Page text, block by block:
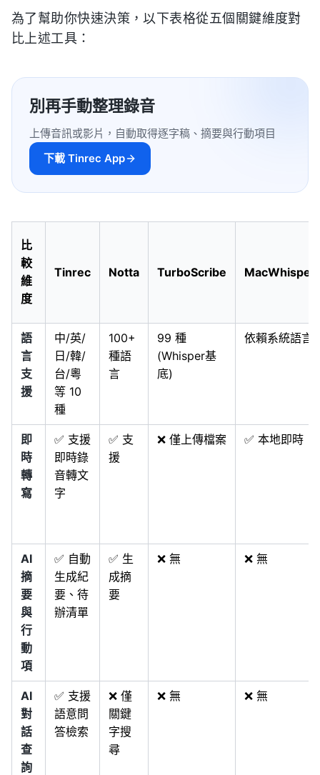
為了幫助你快速決策，以下表格從五個關鍵維度對
比上述工具：
別再手動整理錄音
上傳音訊或影片，自動取得逐字稿、摘要與行動項目
下載 Tinrec App
比
較
維
度
Tinrec Notta TurboScribe MacWhisper
語
言
支
援
中/英/
日/韓/
台/粵
等 10
種
100+
種語
言
99 種
(Whisper基
底)
依賴系統語言
即
時
轉
寫
✅ 支援
即時錄
音轉文
字
✅ 支
援
❌ 僅上傳檔案 ✅ 本地即時
AI
摘
要
與
行
動
項
✅ 自動
生成紀
要、待
辦清單
✅ 生
成摘
要
❌ 無 ❌ 無
AI
對
話
查
詢
✅ 支援
語意問
答檢索
❌ 僅
關鍵
字搜
尋
❌ 無 ❌ 無